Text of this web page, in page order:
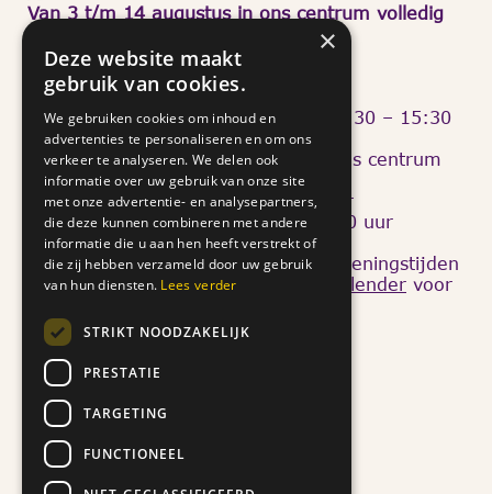
Van 3 t/m 14 augustus in ons centrum volledig
gesloten.
Openingstijden Mathildastraat 69
Dinsdag: 13:30 – 15:30
Donderdag: 10:00 – 12:00 en 13:30 – 15:30
Van17 tot en met 21 augustus
is ons centrum
twee dagdelengeopend:
dinsdagmiddag 13:30 – 15:30 uur
donderdagochtend: 10:00 – 12:00 uur
We organiseren tijdens en buiten openingstijden
diverse activiteiten. Kijk op onze
kalender voor
Quicklinks
Doneer
Ons verhaal
Nieuws
Help mee
Aanbod
×
Deze website maakt
gebruik van cookies.
We gebruiken cookies om inhoud en
advertenties te personaliseren en om ons
verkeer te analyseren. We delen ook
informatie over uw gebruik van onze site
met onze advertentie- en analysepartners,
die deze kunnen combineren met andere
informatie die u aan hen heeft verstrekt of
die zij hebben verzameld door uw gebruik
van hun diensten. Lees verder
STRIKT NOODZAKELIJK
PRESTATIE
TARGETING
FUNCTIONEEL